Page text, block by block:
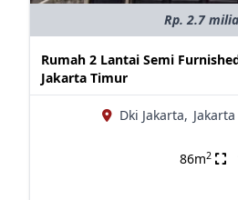
Rp. 2.7
Rumah 2 Lantai Semi
Jakarta Timur
Dki Jakarta,
86m2